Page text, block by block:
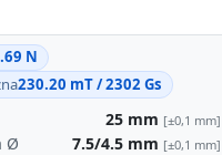
N
230.20 mT / 2302 Gs
25 mm [±0,1 mm]
Ø 7.5/4.5 mm [±0,1 mm]